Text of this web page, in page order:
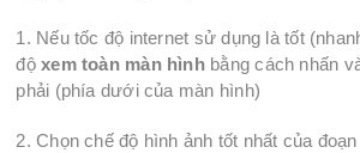
1. Nếu tốc độ internet sử dụng là tốt
độxem toàn màn hìnhbằng cách nhấn
phải (phía dưới của màn hình)
2. Chọn chế độ hình ảnh tốt nhất của